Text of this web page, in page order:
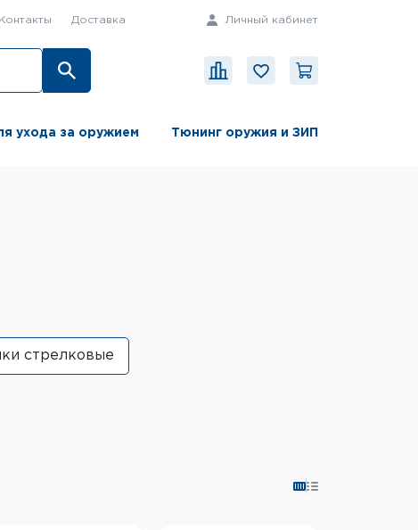
Контакты Доставка Личный кабинет
ухода за оружием Тюнинг оружия и ЗИП
стрелковые